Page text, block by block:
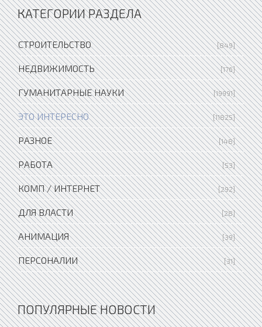
КАТЕГОРИИ РАЗДЕЛА
СТРОИТЕЛЬСТВО [849]
НЕДВИЖИМОСТЬ [176]
ГУМАНИТАРНЫЕ НАУКИ [19991]
ЭТО ИНТЕРЕСНО [11825]
РАЗНОЕ [148]
РАБОТА [53]
КОМП / ИНТЕРНЕТ [292]
ДЛЯ ВЛАСТИ [28]
АНИМАЦИЯ [39]
ПЕРСОНАЛИИ [31]
ПОПУЛЯРНЫЕ НОВОСТИ